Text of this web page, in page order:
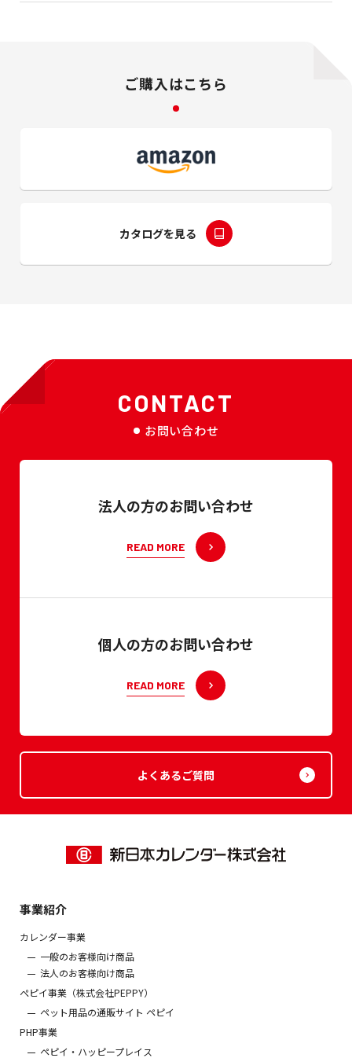
ご購入はこちら
カタログを見る
CONTACT
お問い合わせ
法人の方のお問い合わせ
READ MORE
個人の方のお問い合わせ
READ MORE
よくあるご質問
事業紹介
カレンダー事業
一般のお客様向け商品
法人のお客様向け商品
ぺピイ事業（株式会社PEPPY）
ペット用品の通販サイト ペピイ
PHP事業
ペピイ・ハッピープレイス